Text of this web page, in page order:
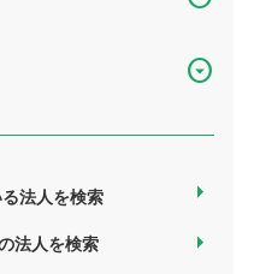
arrow_drop_down_circle
法人を検索 arrow_right
法人を検索 arrow_right